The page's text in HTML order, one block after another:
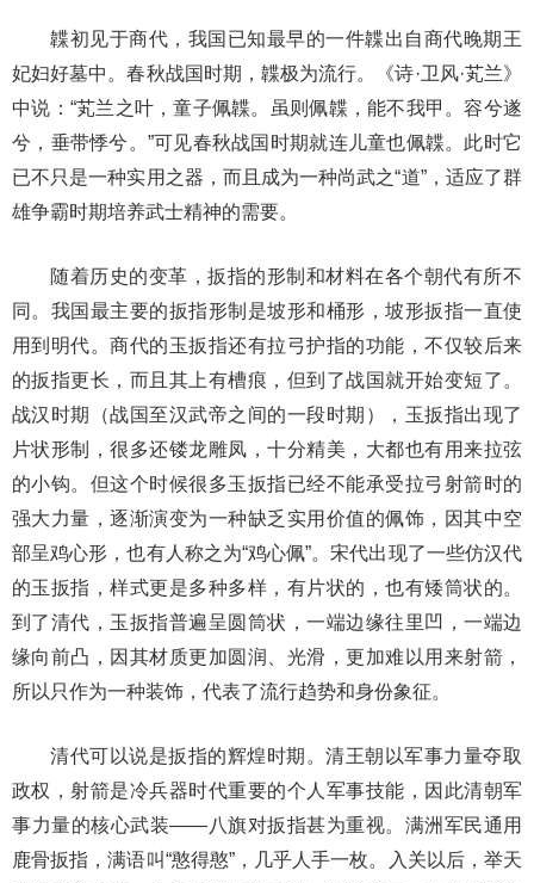
韘初见于商代，我国已知最早的一件韘出自商代晚期王
妃妇好墓中。春秋战国时期，韘极为流行。《诗·卫风·芄兰》
中说：“芄兰之叶，童子佩韘。虽则佩韘，能不我甲。容兮遂
兮，垂带悸兮。”可见春秋战国时期就连儿童也佩韘。此时它
已不只是一种实用之器，而且成为一种尚武之“道”，适应了群
雄争霸时期培养武士精神的需要。
随着历史的变革，扳指的形制和材料在各个朝代有所不
同。我国最主要的扳指形制是坡形和桶形，坡形扳指一直使
用到明代。商代的玉扳指还有拉弓护指的功能，不仅较后来
的扳指更长，而且其上有槽痕，但到了战国就开始变短了。
战汉时期（战国至汉武帝之间的一段时期），玉扳指出现了
片状形制，很多还镂龙雕凤，十分精美，大都也有用来拉弦
的小钩。但这个时候很多玉扳指已经不能承受拉弓射箭时的
强大力量，逐渐演变为一种缺乏实用价值的佩饰，因其中空
部呈鸡心形，也有人称之为“鸡心佩”。宋代出现了一些仿汉代
的玉扳指，样式更是多种多样，有片状的，也有矮筒状的。
到了清代，玉扳指普遍呈圆筒状，一端边缘往里凹，一端边
缘向前凸，因其材质更加圆润、光滑，更加难以用来射箭，
所以只作为一种装饰，代表了流行趋势和身份象征。
清代可以说是扳指的辉煌时期。清王朝以军事力量夺取
政权，射箭是冷兵器时代重要的个人军事技能，因此清朝军
事力量的核心武装——八旗对扳指甚为重视。满洲军民通用
鹿骨扳指，满语叫“憨得憨”，几乎人手一枚。入关以后，举天